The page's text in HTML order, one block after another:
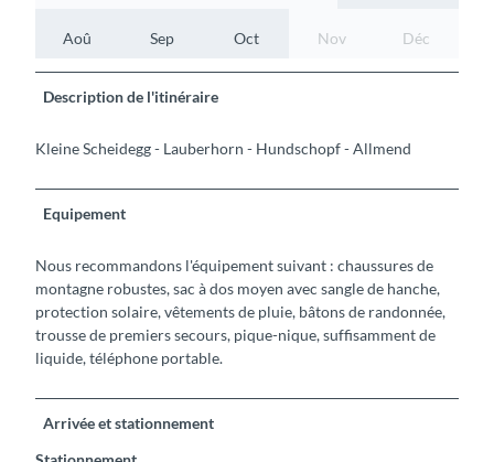
Aoû Sep Oct Nov Déc
Description de l'itinéraire
Kleine Scheidegg - Lauberhorn - Hundschopf - Allmend
Equipement
Nous recommandons l'équipement suivant : chaussures de
montagne robustes, sac à dos moyen avec sangle de hanche,
protection solaire, vêtements de pluie, bâtons de randonnée,
trousse de premiers secours, pique-nique, suffisamment de
liquide, téléphone portable.
Arrivée et stationnement